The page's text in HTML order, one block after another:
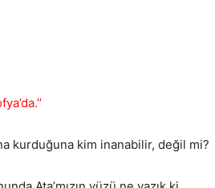
kurduğuna kim inanabilir, değil mi?